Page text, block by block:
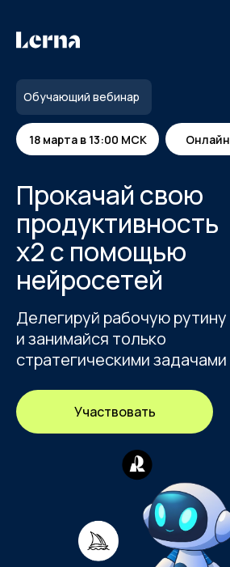
Участвовать
Делегируй рабочую рутину
и занимайся только
стратегическими задачами
Прокачай свою
продуктивность
х2 с помощью
нейросетей
Обучающий вебинар
Онлайн
18 марта в 13:00 МСК